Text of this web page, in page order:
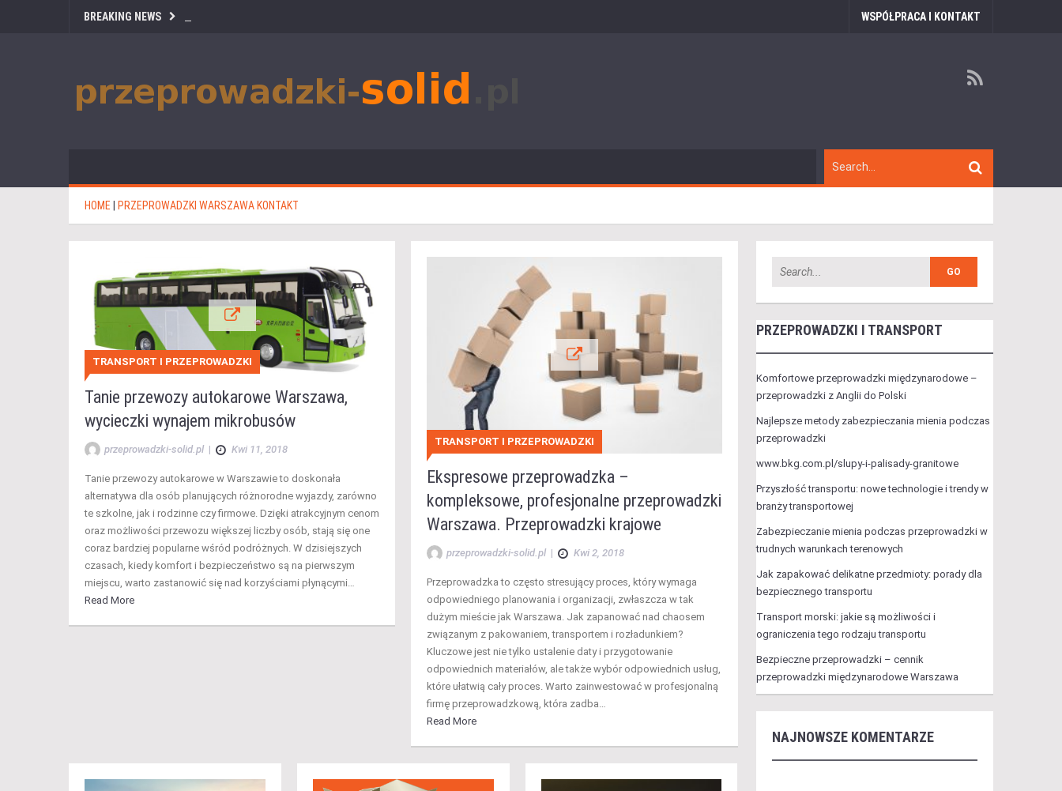
BREAKING NEWS WSPÓŁPRACA I KONTAKT
HOME PRZEPROWADZKI WARSZAWA KONTAKT
TRANSPORT I PRZEPROWADZKI
Tanie przewozy autokarowe Warszawa,
wycieczki wynajem mikrobusów
przeprowadzki-solid.pl | Kwi 11, 2018
Tanie przewozy autokarowe w Warszawie to doskonała
alternatywa dla osób planujących różnorodne wyjazdy, zarówno
te szkolne, jak i rodzinne czy firmowe. Dzięki atrakcyjnym cenom
oraz możliwości przewozu większej liczby osób, stają się one
coraz bardziej popularne wśród podróżnych. W dzisiejszych
czasach, kiedy komfort i bezpieczeństwo są na pierwszym
miejscu, warto zastanowić się nad korzyściami płynącymi…
Read More
TRANSPORT I PRZEPROWADZKI
Ekspresowe przeprowadzka –
kompleksowe, profesjonalne przeprowadzki
Warszawa. Przeprowadzki krajowe
przeprowadzki-solid.pl | Kwi 2, 2018
Przeprowadzka to często stresujący proces, który wymaga
odpowiedniego planowania i organizacji, zwłaszcza w tak
dużym mieście jak Warszawa. Jak zapanować nad chaosem
związanym z pakowaniem, transportem i rozładunkiem?
Kluczowe jest nie tylko ustalenie daty i przygotowanie
odpowiednich materiałów, ale także wybór odpowiednich usług,
które ułatwią cały proces. Warto zainwestować w profesjonalną
firmę przeprowadzkową, która zadba…
Read More
PRZEPROWADZKI I TRANSPORT
Komfortowe przeprowadzki międzynarodowe –
przeprowadzki z Anglii do Polski
Najlepsze metody zabezpieczania mienia podczas
przeprowadzki
www.bkg.com.pl/slupy-i-palisady-granitowe
Przyszłość transportu: nowe technologie i trendy w
branży transportowej
Zabezpieczanie mienia podczas przeprowadzki w
trudnych warunkach terenowych
Jak zapakować delikatne przedmioty: porady dla
bezpiecznego transportu
Transport morski: jakie są możliwości i
ograniczenia tego rodzaju transportu
Bezpieczne przeprowadzki – cennik
przeprowadzki międzynarodowe Warszawa
NAJNOWSZE KOMENTARZE